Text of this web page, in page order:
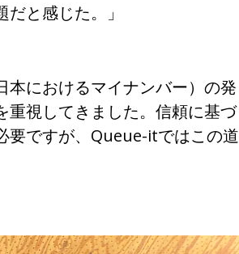
と感じた。」
本におけるマイナンバー）の発
重視してきました。信頼に基づ
要ですが、Queue-itではこの道